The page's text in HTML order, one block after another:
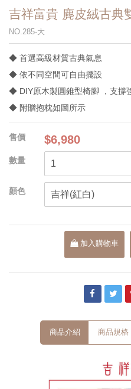
吉祥富貴 麂皮絨古典
NO.285-大
◆ 首選高級材質古典氣息
◆ 依不同空間可自由擺設
◆ DIY原木製圓錐型椅腳 ，支撐
◆ 附贈抱枕如圖所示
$6,980
加入購物車
商品介紹 商品規格